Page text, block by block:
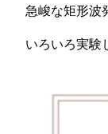
急峻な矩形波
いろいろ実験